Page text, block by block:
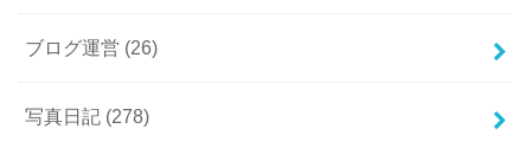
ブログ運営 (26)
写真日記 (278)